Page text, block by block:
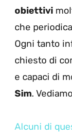
obiettivi
che
Ogni tanto
chiesto di
e capaci di
Sim.
Alcuni di